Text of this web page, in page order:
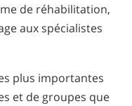
de réhabilitation,
aux spécialistes
plus importantes
et de groupes que